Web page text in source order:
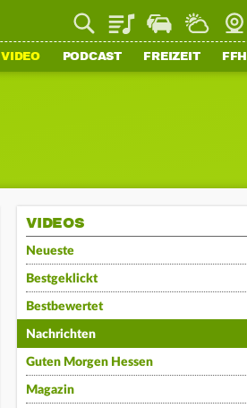
PlaylistStaupilotWetter
VIDEO PODCAST FREIZEIT
VIDEOS
Neueste
Bestgeklickt
Bestbewertet
Nachrichten
Guten Morgen Hessen
Magazin